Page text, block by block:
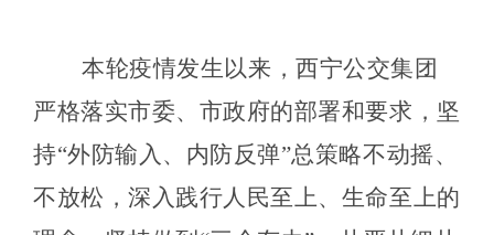
本轮疫情发生以来，西宁公交集团
严格落实市委、市政府的部署和要求，坚
持“外防输入、内防反弹”总策略不动摇、
不放松，深入践行人民至上、生命至上的